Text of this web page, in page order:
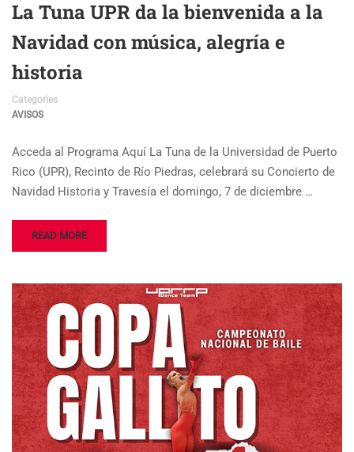
La Tuna UPR da la bienvenida a la
Navidad con música, alegría e
historia
Categories
AVISOS
Acceda al Programa Aquí La Tuna de la Universidad de Puerto
Rico (UPR), Recinto de Río Piedras, celebrará su Concierto de
Navidad Historia y Travesía el domingo, 7 de diciembre …
READ MORE